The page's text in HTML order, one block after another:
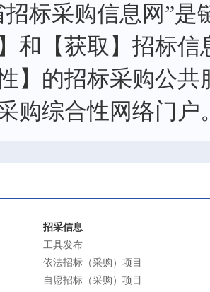
招标采购信息网”
】和【获取】招标
性】的招标采购公
购综合性网络门户
招采信息
工具发布
依法招标（采购）项目
自愿招标（采购）项目